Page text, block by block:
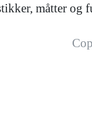
måtter